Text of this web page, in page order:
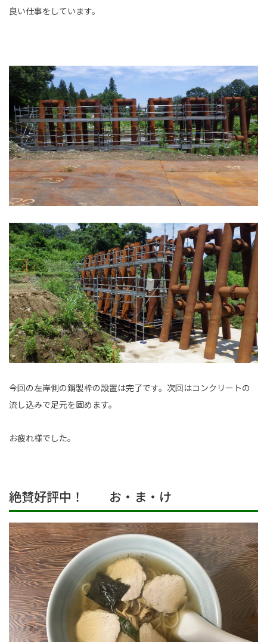
良い仕事をしています。
今回の左岸側の鋼製枠の設置は完了です。次回はコンクリートの
流し込みで足元を固めます。
お疲れ様でした。
絶賛好評中！ お・ま・け